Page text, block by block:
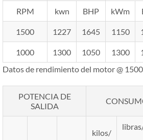
RPM kwn BHP kWm
1500 1227 1645 1150
1000 1300 1050 1300
Datos de rendimiento del motor @
POTENCIA DE
SALIDA
kilos/